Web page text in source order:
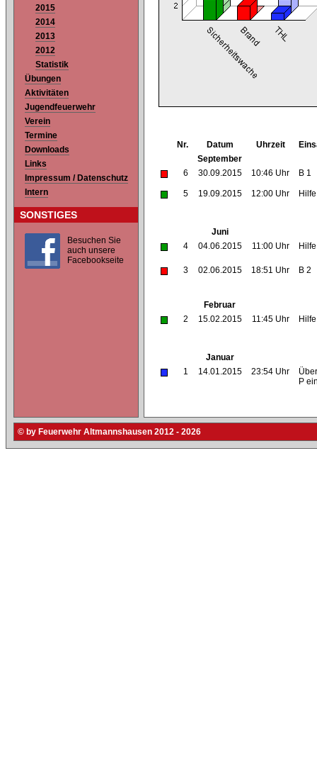
2015
2014
2013
2012
Statistik
Übungen
Aktivitäten
Jugendfeuerwehr
Verein
Termine
Downloads
Links
Impressum / Datenschutz
Intern
SONSTIGES
Besuchen Sie
auch unsere
Facebookseite
Nr. Datum Uhrzeit
September
6
30.09.2015 10:46 Uhr B 1
5 19.09.2015 12:00 Uhr
Juni
4
04.06.2015 11:00 Uhr
3 02.06.2015 18:51 Uhr B 2
Februar
2
15.02.2015 11:45 Uhr
Januar
1
14.01.2015 23:54 Uhr
P
© by Feuerwehr Altmannshausen 2012 - 2026